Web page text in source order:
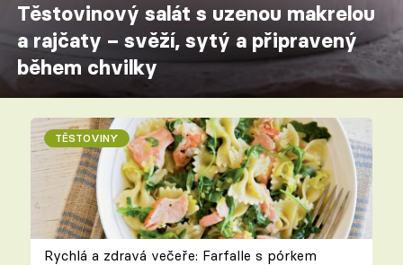
Těstovinový salát s uzenou makrelou
a rajčaty – svěží, sytý a připravený
během chvilky
TĚSTOVINY
Rychlá a zdravá večeře: Farfalle s pórkem